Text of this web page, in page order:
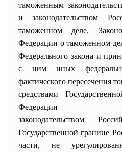
таможенным
и законодательством
таможенном деле.
Федерации о таможенном
Федерального закона и
с ним иных
фактического пересечения
средствами
Федерации
законодательством
Государственной границе
части, не